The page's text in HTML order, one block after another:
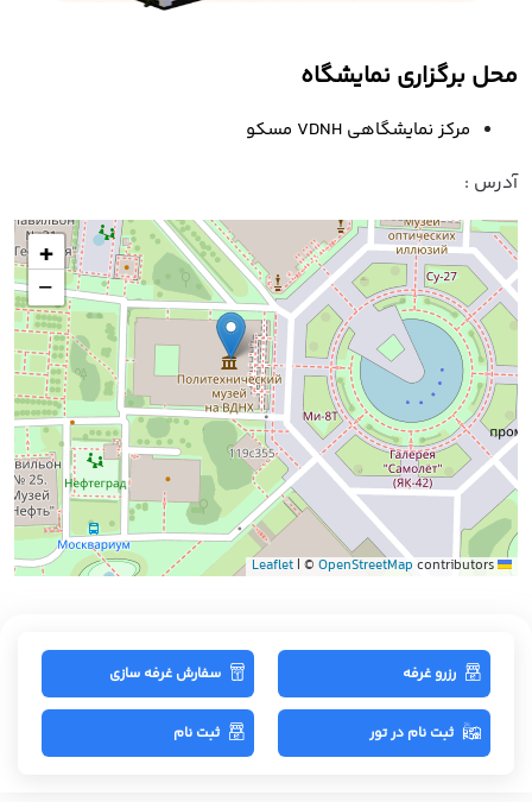
محل برگزاری نمایشگاه
مرکز نمایشگاهی VDNH مسکو
آدرس :
+
−
| © OpenStreetMap contributors
رزرو غرفه سفارش غرفه سازی
ثبت نام در تور ثبت نام